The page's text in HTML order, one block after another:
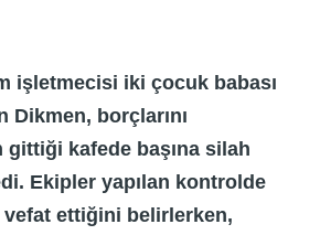
işletmecisi iki çocuk babası
Dikmen, borçlarını
kafede başına silah
Ekipler yapılan kontrolde
vefat ettiğini belirlerken,